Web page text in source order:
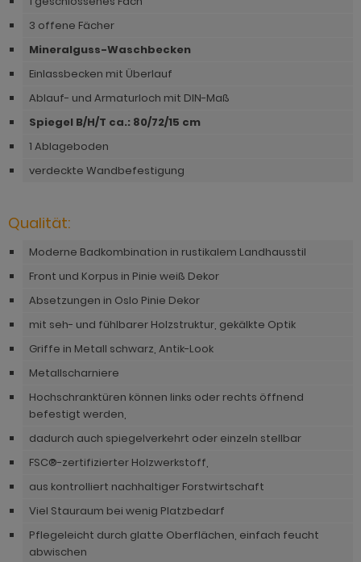
3 offene Fächer
Mineralguss-Waschbecken
Einlassbecken mit Überlauf
Ablauf- und Armaturloch mit DIN-Maß
Spiegel B/H/T ca.: 80/72/15 cm
1 Ablageboden
verdeckte Wandbefestigung
Qualität:
Moderne Badkombination in rustikalem Landhausstil
Front und Korpus in Pinie weiß Dekor
Absetzungen in Oslo Pinie Dekor
mit seh- und fühlbarer Holzstruktur, gekälkte Optik
Griffe in Metall schwarz, Antik-Look
Metallscharniere
Hochschranktüren können links oder rechts öffnend
befestigt werden,
dadurch auch spiegelverkehrt oder einzeln stellbar
FSC®-zertifizierter Holzwerkstoff,
aus kontrolliert nachhaltiger Forstwirtschaft
Viel Stauraum bei wenig Platzbedarf
Pflegeleicht durch glatte Oberflächen, einfach feucht
abwischen
Ronson
Rovola
Sena
Sentra
Seyne
Stove weiß Pinie
Sunroof
Tomaso
Vestland
Ward
Rivian
Ronin Eiche
Ronin Esche
Ronson
Rubin weiß
Scandik
Seyne
Stove Old Style hell
Stream
Sumatra
Synnax
Timber